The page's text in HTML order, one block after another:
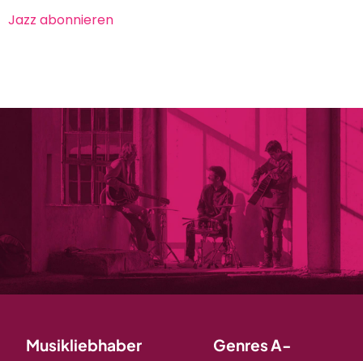
Jazz abonnieren
Musikliebhaber Genres A-